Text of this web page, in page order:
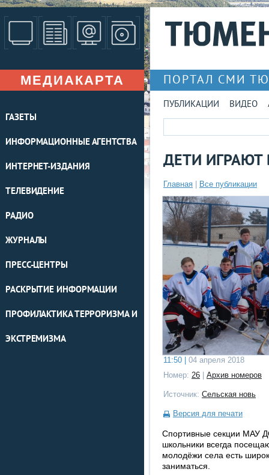
МЕДИАКАРТА
ГАЗЕТЫ
ИНФОРМАЦИОННЫЕ АГЕНТСТВА
ИНТЕРНЕТ-ИЗДАНИЯ
ТЕЛЕВИДЕНИЕ
РАДИО
ЖУРНАЛЫ
ПРЕСС-ЦЕНТРЫ
РАСКРЫТИЕ ИНФОРМАЦИИ
ПРОФИЛАКТИКА ТЕРРОРИЗМА И
ЭКСТРЕМИЗМА
ПОРТАЛ СМИ
ПУБЛИКАЦИИ ВИДЕО
ДЕТИ ИГРАЮТ
Главная Все публикации
11:50 |
04 апреля 2018
Номер: 26 Архив номеров
Источник: Сельская новь
Версия для печати
Спортивные секции МАУ
школьники всегда
молодёжи села есть
заниматься.